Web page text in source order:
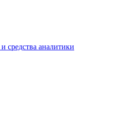
средства аналитики